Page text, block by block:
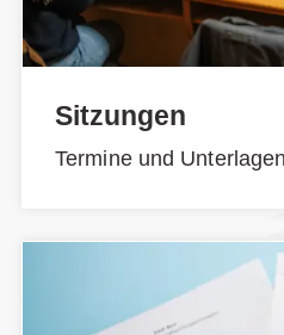
Sitzungen
Termine und